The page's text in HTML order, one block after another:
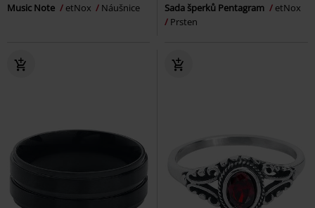
Music Note etNox Náušnice Sada šperků Pentagram
etNox
Prsten